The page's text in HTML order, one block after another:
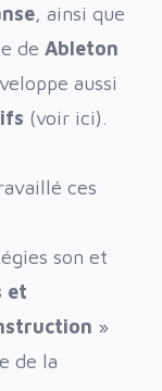
, ainsi que
de Ableton
aussi
(voir ici).
ces
son et
et
»
de la